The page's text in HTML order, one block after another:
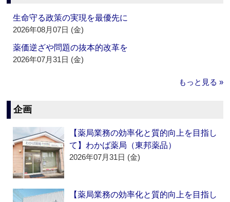
生命守る政策の実現を最優先に
2026年08月07日 (金)
薬価逆ざや問題の抜本的改革を
2026年07月31日 (金)
もっと見る »
企画
【薬局業務の効率化と質的向上を目指し
て】わかば薬局（東邦薬品）
2026年07月31日 (金)
【薬局業務の効率化と質的向上を目指し